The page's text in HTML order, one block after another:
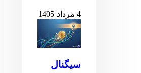
4 مرداد 1405
سیگنال